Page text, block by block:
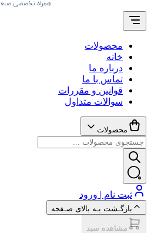
محصولات
خانه
درباره ما
تماس با ما
قوانین و مقررات
سوالات متداول
محصولات
ثبت نام | ورود
بازگـشت بـه بالای صـفحه
مشاهده سبد